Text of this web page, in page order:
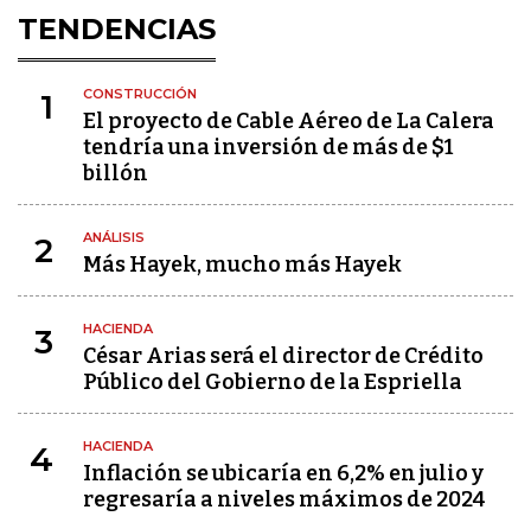
TENDENCIAS
1 CONSTRUCCIÓN
El proyecto de Cable Aéreo de La Calera
tendría una inversión de más de $1
billón
2 ANÁLISIS
Más Hayek, mucho más Hayek
3 HACIENDA
César Arias será el director de Crédito
Público del Gobierno de la Espriella
4 HACIENDA
Inflación se ubicaría en 6,2% en julio y
regresaría a niveles máximos de 2024